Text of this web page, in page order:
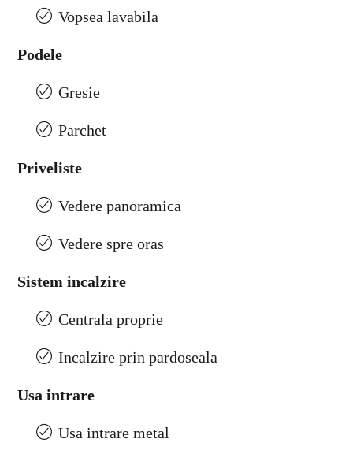
Vopsea lavabila
Podele
Gresie
Parchet
Priveliste
Vedere panoramica
Vedere spre oras
Sistem incalzire
Centrala proprie
Incalzire prin pardoseala
Usa intrare
Usa intrare metal